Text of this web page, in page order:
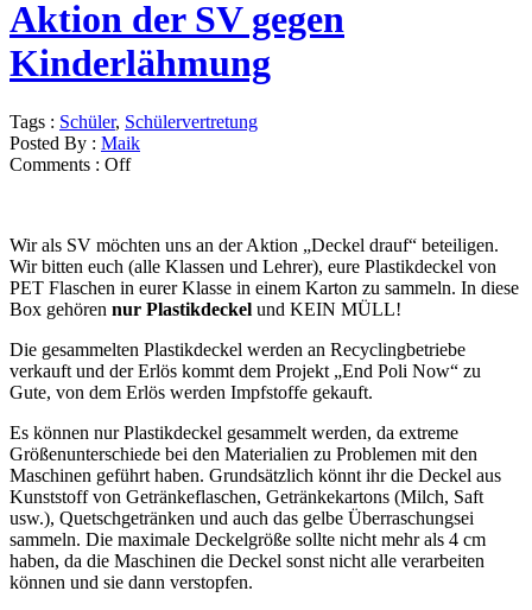
Aktion der SV gegen
Kinderlähmung
Tags : Schüler, Schülervertretung
Posted By : Maik
Comments : Off
Wir als SV möchten uns an der Aktion „Deckel drauf“ beteiligen.
Wir bitten euch (alle Klassen und Lehrer), eure Plastikdeckel von
PET Flaschen in eurer Klasse in einem Karton zu sammeln. In diese
Box gehören nur Plastikdeckel und KEIN MÜLL!
Die gesammelten Plastikdeckel werden an Recyclingbetriebe
verkauft und der Erlös kommt dem Projekt „End Poli Now“ zu
Gute, von dem Erlös werden Impfstoffe gekauft.
Es können nur Plastikdeckel gesammelt werden, da extreme
Größenunterschiede bei den Materialien zu Problemen mit den
Maschinen geführt haben. Grundsätzlich könnt ihr die Deckel aus
Kunststoff von Getränkeflaschen, Getränkekartons (Milch, Saft
usw.), Quetschgetränken und auch das gelbe Überraschungsei
sammeln. Die maximale Deckelgröße sollte nicht mehr als 4 cm
haben, da die Maschinen die Deckel sonst nicht alle verarbeiten
können und sie dann verstopfen.